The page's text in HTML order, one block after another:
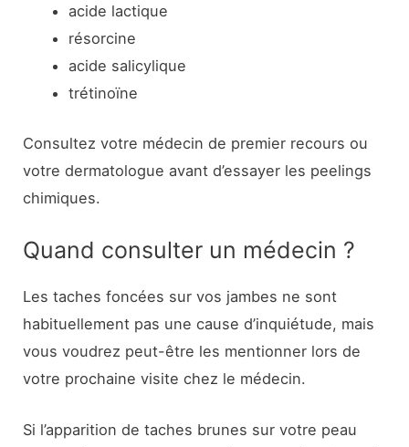
acide lactique
résorcine
acide salicylique
trétinoïne
Consultez votre médecin de premier recours ou
votre dermatologue avant d’essayer les peelings
chimiques.
Quand consulter un médecin ?
Les taches foncées sur vos jambes ne sont
habituellement pas une cause d’inquiétude, mais
vous voudrez peut-être les mentionner lors de
votre prochaine visite chez le médecin.
Si l’apparition de taches brunes sur votre peau